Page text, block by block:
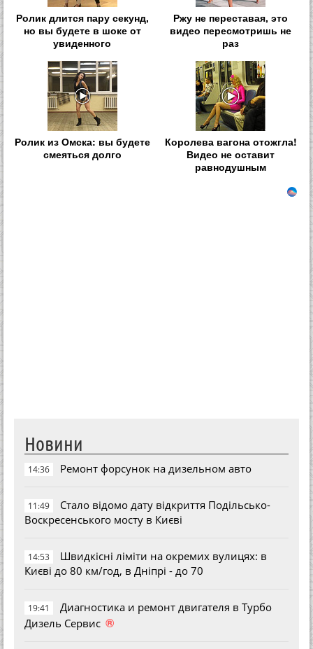
Ролик длится пару секунд,
но вы будете в шоке от
увиденного
Ржу не переставая, это
видео пересмотришь не
раз
Ролик из Омска: вы будете
смеяться долго
Королева вагона отожгла!
Видео не оставит
равнодушным
Новини
14:36 Ремонт форсунок на дизельном авто
11:49
Стало відомо дату відкриття Подільсько-
Воскресенського мосту в Києві
14:53
Швидкісні ліміти на окремих вулицях: в
Києві до 80 км/год, в Дніпрі - до 70
19:41
Диагностика и ремонт двигателя в Турбо
Дизель Сервис ®